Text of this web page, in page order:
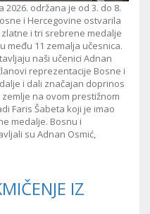
održana je od 3. do 8.
i Hercegovine ostvarila
i tri srebrene medalje
među 11 zemalja učesnica.
naši učenici Adnan
reprezentacije Bosne i
i dali značajan doprinos
na ovom prestižnom
Faris Šabeta koji je imao
medalje. Bosnu i
su Adnan Osmić,
IZ